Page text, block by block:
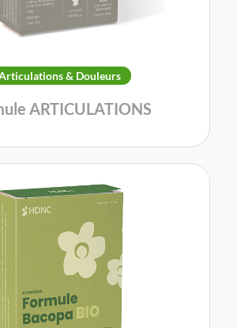
& Douleurs
ARTICULATIONS